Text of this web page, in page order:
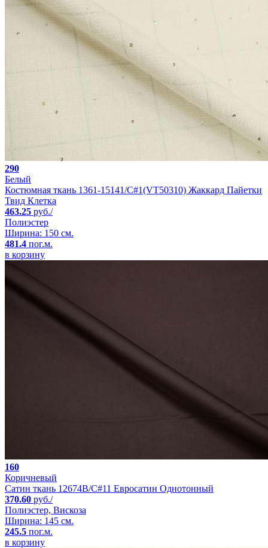
290
Белый
Костюмная ткань 1361-15141/C#1(VT50310) Жаккард Пайетки
Твид Клетка
463.25 руб./
Полиэстер
Ширина: 150 см.
481.4 пог.м.
в корзину
160
Коричневый
Сатин ткань 12674B/C#11 Евросатин Однотонный
370.60 руб./
Полиэстер, Вискоза
Ширина: 145 см.
245.5 пог.м.
в корзину